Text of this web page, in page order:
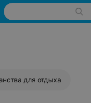
для отдыха